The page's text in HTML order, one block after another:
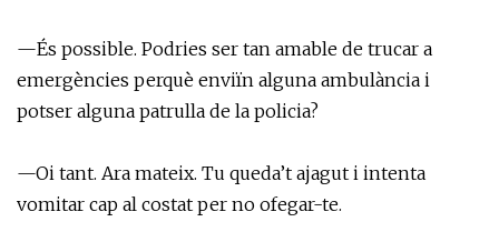
—És possible. Podries ser tan amable de trucar a
emergències perquè enviïn alguna ambulància i
potser alguna patrulla de la policia?
—Oi tant. Ara mateix. Tu queda’t ajagut i intenta
vomitar cap al costat per no ofegar-te.